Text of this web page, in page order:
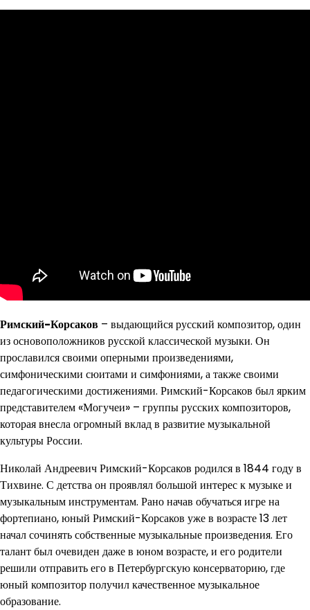
Римский-Корсаков – выдающийся русский композитор, один
из основоположников русской классической музыки. Он
прославился своими оперными произведениями,
симфоническими сюитами и симфониями, а также своими
педагогическими достижениями. Римский-Корсаков был ярким
представителем «Могучеи» – группы русских композиторов,
которая внесла огромный вклад в развитие музыкальной
культуры России.
Николай Андреевич Римский-Корсаков родился в 1844 году в
Тихвине. С детства он проявлял большой интерес к музыке и
музыкальным инструментам. Рано начав обучаться игре на
фортепиано, юный Римский-Корсаков уже в возрасте 13 лет
начал сочинять собственные музыкальные произведения. Его
талант был очевиден даже в юном возрасте, и его родители
решили отправить его в Петербургскую консерваторию, где
юный композитор получил качественное музыкальное
образование.